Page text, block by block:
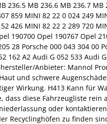
236.5 MB 236.6 MB 236.7
859 MINI 82 22 0 024 249
426 MINI 82 22 2 289 720
190700 Opel 190767 Opel
28 Porsche 000 043 304
162 A2 Audi G 052 533 Audi
Anbieter: Mannol
und schwere
Wirkung. H413 Kann für
diese Fahrzeugliste
oder
Recyclinghöfen zu finden